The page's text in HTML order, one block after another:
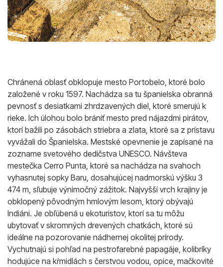
Chránená oblasť obklopuje mesto Portobelo, ktoré bolo
založené v roku 1597. Nachádza sa tu španielska obranná
pevnosť s desiatkami zhrdzavených diel, ktoré smerujú k
rieke. Ich úlohou bolo brániť mesto pred nájazdmi pirátov,
ktorí bažili po zásobách striebra a zlata, ktoré sa z prístavu
vyvážali do Španielska. Mestské opevnenie je zapísané na
zozname svetového dedičstva UNESCO. Návšteva
mestečka Cerro Punta, ktoré sa nachádza na svahoch
vyhasnutej sopky Baru, dosahujúcej nadmorskú výšku 3
474 m, sľubuje výnimočný zážitok. Najvyšší vrch krajiny je
obklopený pôvodným hmlovým lesom, ktorý obývajú
Indiáni. Je obľúbená u ekoturistov, ktorí sa tu môžu
ubytovať v skromných drevených chatkách, ktoré sú
ideálne na pozorovanie nádhernej okolitej prírody.
Vychutnajú si pohľad na pestrofarebné papagáje, kolibríky
hodujúce na kŕmidlách s čerstvou vodou, opice, mačkovité